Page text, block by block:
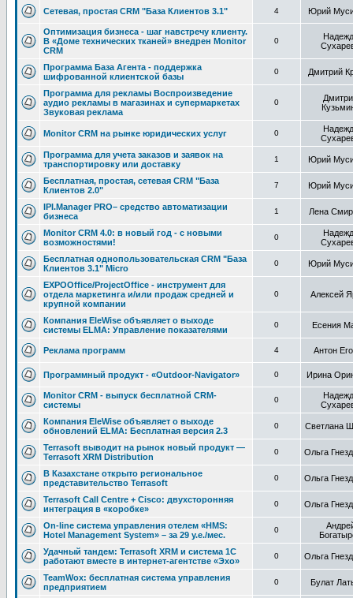
Сетевая, простая CRM "База Клиентов 3.1" 4 Юрий
Оптимизация бизнеса - шаг навстречу клиенту.
В «Доме технических тканей» внедрен Monitor
CRM
0
Программа База Агента - поддержка
шифрованной клиентской базы
0 Дмитрий
Программа для рекламы Воспроизведение
аудио рекламы в магазинах и супермаркетах
Звуковая реклама
0
Monitor CRM на рынке юридических услуг 0
Программа для учета заказов и заявок на
транспортировку или доставку
1 Юрий
Бесплатная, простая, сетевая CRM "База
Клиентов 2.0"
7 Юрий
IPI.Manager PRO– средство автоматизации
бизнеса
1 Лена
Monitor CRM 4.0: в новый год - с новыми
возможностями!
0
Бесплатная однопользовательская CRM "База
Клиентов 3.1" Micro
0 Юрий
EXPOOffice/ProjectOffice - инструмент для
отдела маркетинга и/или продаж средней и
крупной компании
0 Алексей
Компания EleWise объявляет о выходе
системы ELMA: Управление показателями
0 Есения
Реклама программ 4 Антон
Программный продукт - «Outdoor-Navigator» 0 Ирина
Monitor CRM - выпуск бесплатной CRM-
системы
0
Компания EleWise объявляет о выходе
обновлений ELMA: Бесплатная версия 2.3
0 Светлана
Terrasoft выводит на рынок новый продукт —
Terrasoft XRM Distribution
0 Ольга
В Казахстане открыто региональное
представительство Terrasoft
0 Ольга
Terrasoft Call Centre + Cisco: двухсторонняя
интеграция в «коробке»
0 Ольга
On-line система управления отелем «HMS:
Hotel Management System» – за 29 у.е./мес.
0
Удачный тандем: Terrasoft XRM и система 1С
работают вместе в интернет-агентстве «Эхо»
0 Ольга
TeamWox: бесплатная система управления
предприятием
0 Булат